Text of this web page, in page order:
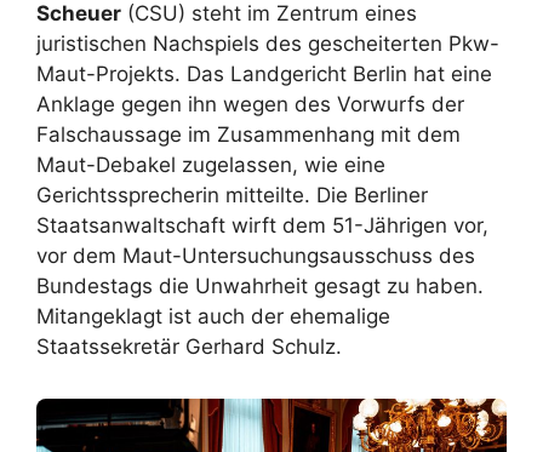
Scheuer (CSU) steht im Zentrum eines
juristischen Nachspiels des gescheiterten Pkw-
Maut-Projekts. Das Landgericht Berlin hat eine
Anklage gegen ihn wegen des Vorwurfs der
Falschaussage im Zusammenhang mit dem
Maut-Debakel zugelassen, wie eine
Gerichtssprecherin mitteilte. Die Berliner
Staatsanwaltschaft wirft dem 51-Jährigen vor,
vor dem Maut-Untersuchungsausschuss des
Bundestags die Unwahrheit gesagt zu haben.
Mitangeklagt ist auch der ehemalige
Staatssekretär Gerhard Schulz.